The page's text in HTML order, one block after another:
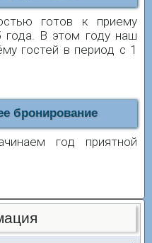
готов к приему
В этом году наш
гостей в период с 1
бронирование
год приятной